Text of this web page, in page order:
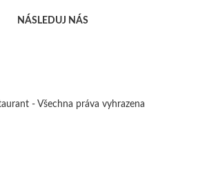
NÁSLEDUJ NÁS
- Všechna práva vyhrazena